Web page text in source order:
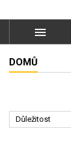

DOMŮ
Důležitost